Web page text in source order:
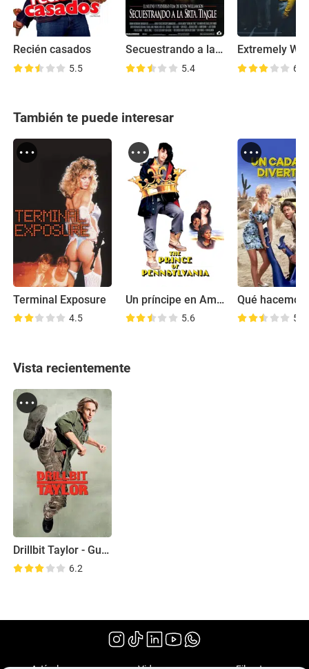
Recién casados
5.5
Secuestrando a la Srta Tingle
5.4 6.8
También te puede interesar
Terminal Exposure
4.5
Un príncipe en América
5.6 5.3
Vista recientemente
Drillbit Taylor - Guardaespaldas escolar
6.2
(2008)